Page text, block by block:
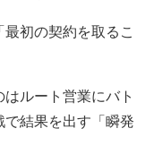
初の契約を取るこ
ルート営業にバト
で結果を出す「瞬発